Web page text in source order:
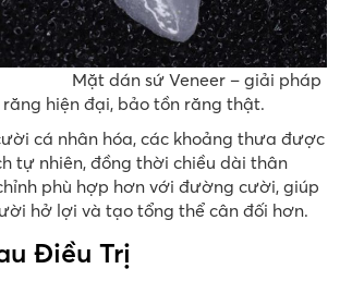
sứ Veneer – giải pháp
hiện đại, bảo tồn răng thật.
cá nhân hóa, các khoảng thưa được
tự nhiên, đồng thời chiều dài thân
phù hợp hơn với đường cười, giúp
hở lợi và tạo tổng thể cân đối hơn.
Điều Trị